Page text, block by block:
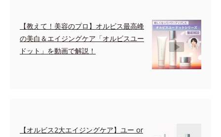
【教えて！美容のプロ】オルビス最高峰
の美白＆エイジングケア「オルビスユー
ドット」を動画で解説！
【オルビス2大エイジングケア】ユー or